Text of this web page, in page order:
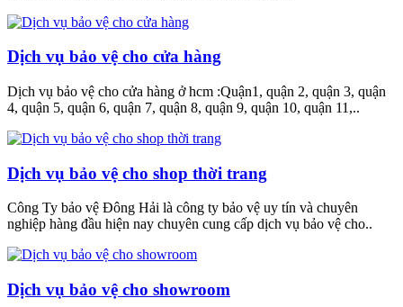
Dịch vụ bảo vệ cho cửa hàng
Dịch vụ bảo vệ cho cửa hàng ở hcm :Quận1, quận 2, quận 3, quận
4, quận 5, quận 6, quận 7, quận 8, quận 9, quận 10, quận 11,..
Dịch vụ bảo vệ cho shop thời trang
Công Ty bảo vệ Đông Hải là công ty bảo vệ uy tín và chuyên
nghiệp hàng đầu hiện nay chuyên cung cấp dịch vụ bảo vệ cho..
Dịch vụ bảo vệ cho showroom